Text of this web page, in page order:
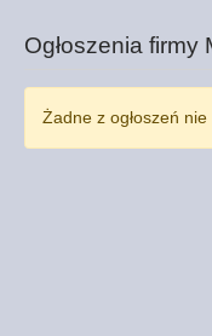
Ogłoszenia firmy
Żadne z ogłoszeń